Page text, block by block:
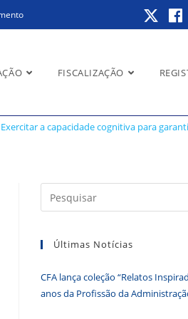
FISCALIZAÇÃO
no mercado
Exercitar a capacidade cognitiva para
Últimas Notícias
CFA lança coleção “Relatos
anos da Profissão da